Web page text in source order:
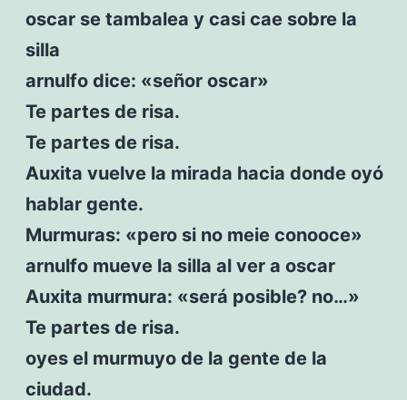
oscar se tambalea y casi cae sobre la
silla
arnulfo dice: «señor oscar»
Te partes de risa.
Te partes de risa.
Auxita vuelve la mirada hacia donde oyó
hablar gente.
Murmuras: «pero si no meie conooce»
arnulfo mueve la silla al ver a oscar
Auxita murmura: «será posible? no…»
Te partes de risa.
oyes el murmuyo de la gente de la
ciudad.